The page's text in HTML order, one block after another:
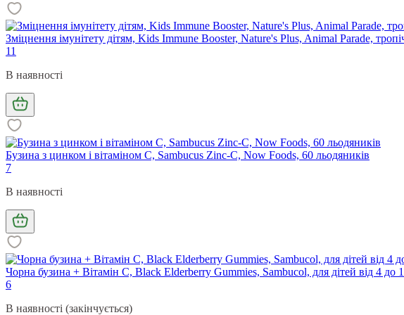
Зміцнення імунітету дітям, Kids Immune Booster, Nature's Plus, Animal Parade,
11
В наявності
Бузина з цинком і вітаміном С, Sambucus Zinc-C, Now Foods, 60 льодяників
7
В наявності
Чорна бузина + Вітамін С, Black Elderberry Gummies, Sambucol, для дітей від 4 до
6
В наявності (закінчується)